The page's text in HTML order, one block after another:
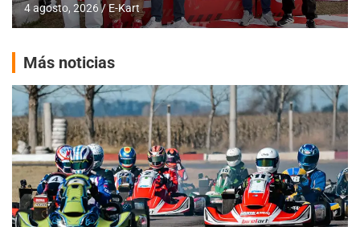
4 agosto, 2026 E-Kart
Más noticias